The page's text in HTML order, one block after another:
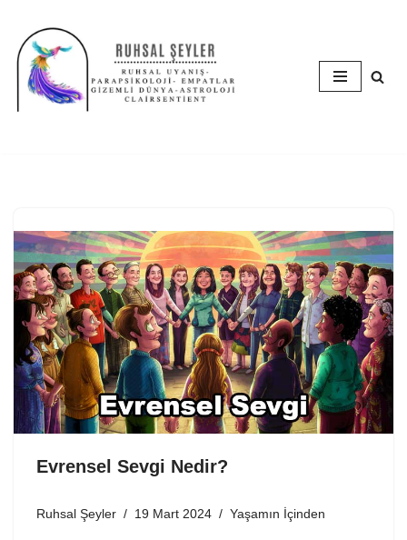
İçeriğe
geç
Evrensel Sevgi Nedir?
Ruhsal Şeyler 19 Mart 2024 Yaşamın İçinden